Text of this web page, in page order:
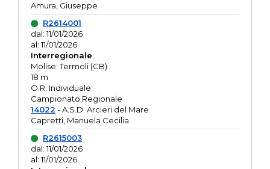
Amura, Giuseppe
R2614001
dal: 11/01/2026
al: 11/01/2026
Interregionale
Molise: Termoli (CB)
18 m
O.R. Individuale
Campionato Regionale
14022 - A.S.D. Arcieri del Mare
Capretti, Manuela Cecilia
R2615003
dal: 11/01/2026
al: 11/01/2026